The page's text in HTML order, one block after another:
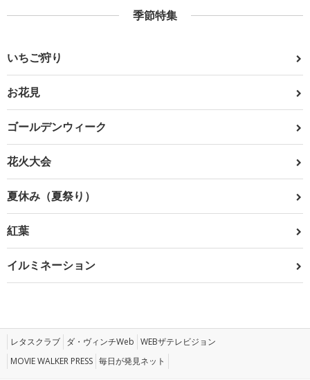
季節特集
いちご狩り
お花見
ゴールデンウィーク
花火大会
夏休み（夏祭り）
紅葉
イルミネーション
レタスクラブ ダ・ヴィンチWeb WEBザテレビジョン
MOVIE WALKER PRESS 毎日が発見ネット